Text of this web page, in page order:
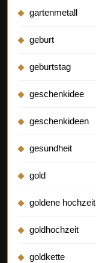
gartenmetall
geburt
geburtstag
geschenkidee
geschenkideen
gesundheit
gold
goldene hochzeit
goldhochzeit
goldkette